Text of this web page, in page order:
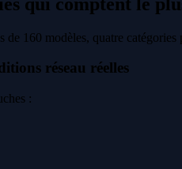
de 160 modèles, quatre
réseau réelles
: